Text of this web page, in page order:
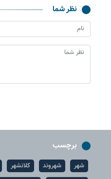
نظر شما
برچسب
شهر شهروند کلانشهر